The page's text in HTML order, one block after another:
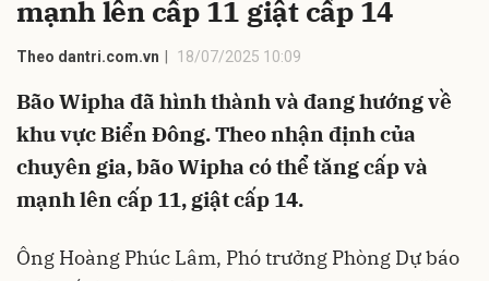
mạnh lên cấp 11 giật cấp 14
Theo dantri.com.vn 18/07/2025 10:09
Bão Wipha đã hình thành và đang hướng về
khu vực Biển Đông. Theo nhận định của
chuyên gia, bão Wipha có thể tăng cấp và
mạnh lên cấp 11, giật cấp 14.
Ông Hoàng Phúc Lâm, Phó trưởng Phòng Dự báo
Hủy